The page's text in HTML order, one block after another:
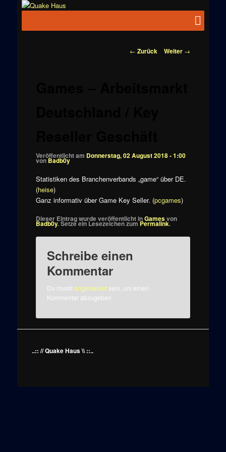
News zu
Beitragsnavigation
← Zurück Weiter →
Veröffentlicht am Donnerstag, 02 August 2018 - 1:00
vonBadb0y
Statistiken des Branchenverbands „game“ über DE.
(heise)
Ganz informativ über Game Key Seller. (pcgames)
Dieser Eintrag wurde veröffentlicht inGamesvon
Badb0y. Setze ein Lesezeichen zumPermalink.
Schreibe einen
Kommentar
Du musstangemeldetsein, um einen
Kommentar abzugeben.
..:: // Quake Haus \\ ::..